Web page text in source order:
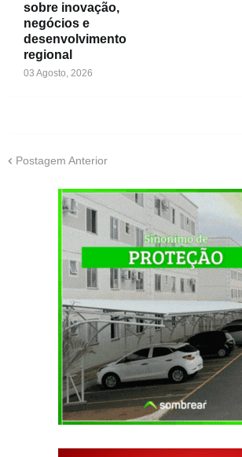
sobre inovação,
negócios e
desenvolvimento
regional
03 Agosto, 2026
Postagem Anterior